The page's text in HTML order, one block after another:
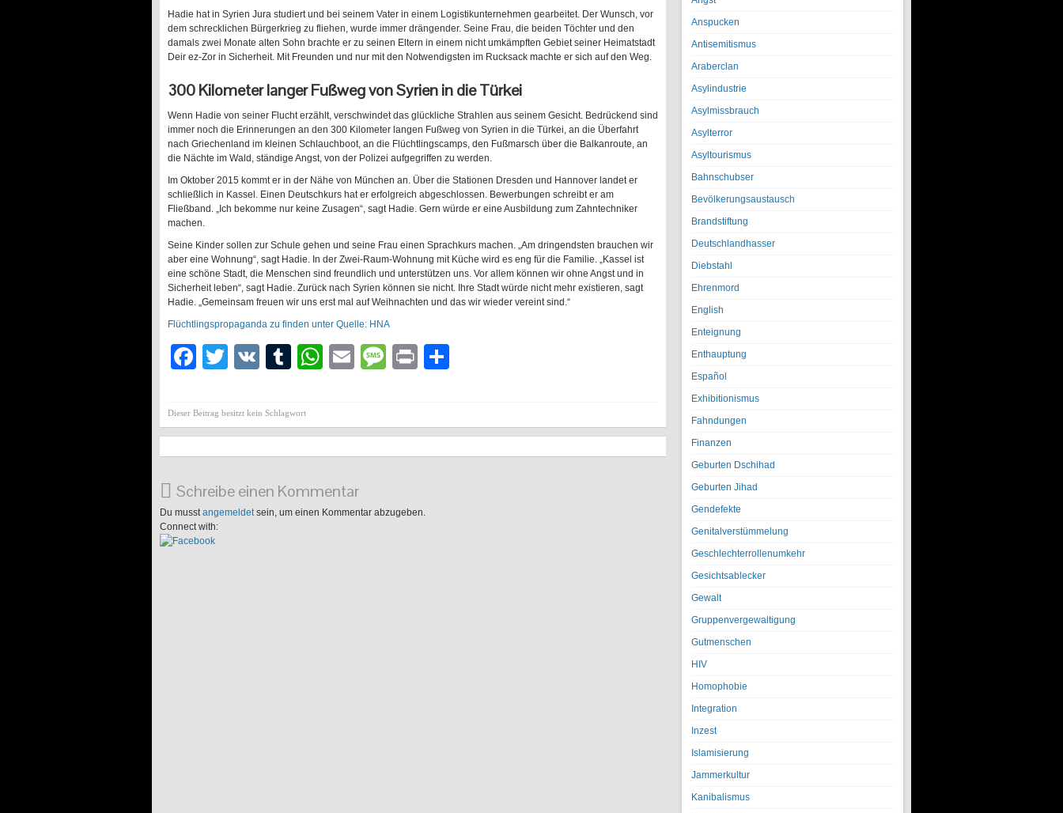
Hadie hat in Syrien Jura studiert und bei seinem Vater in einem Logistikunternehmen gearbeitet. Der Wunsch, vor
dem schrecklichen Bürgerkrieg zu fliehen, wurde immer drängender. Seine Frau, die beiden Töchter und den
damals zwei Monate alten Sohn brachte er zu seinen Eltern in einem nicht umkämpften Gebiet seiner Heimatstadt
Deir ez-Zor in Sicherheit. Mit Freunden und nur mit den Notwendigsten im Rucksack machte er sich auf den Weg.
300 Kilometer langer Fußweg von Syrien in die Türkei
Wenn Hadie von seiner Flucht erzählt, verschwindet das glückliche Strahlen aus seinem Gesicht. Bedrückend sind
immer noch die Erinnerungen an den 300 Kilometer langen Fußweg von Syrien in die Türkei, an die Überfahrt
nach Griechenland im kleinen Schlauchboot, an die Flüchtlingscamps, den Fußmarsch über die Balkanroute, an
die Nächte im Wald, ständige Angst, von der Polizei aufgegriffen zu werden.
Im Oktober 2015 kommt er in der Nähe von München an. Über die Stationen Dresden und Hannover landet er
schließlich in Kassel. Einen Deutschkurs hat er erfolgreich abgeschlossen. Bewerbungen schreibt er am
Fließband. „Ich bekomme nur keine Zusagen“, sagt Hadie. Gern würde er eine Ausbildung zum Zahntechniker
machen.
Seine Kinder sollen zur Schule gehen und seine Frau einen Sprachkurs machen. „Am dringendsten brauchen wir
aber eine Wohnung“, sagt Hadie. In der Zwei-Raum-Wohnung mit Küche wird es eng für die Familie. „Kassel ist
eine schöne Stadt, die Menschen sind freundlich und unterstützen uns. Vor allem können wir ohne Angst und in
Sicherheit leben“, sagt Hadie. Zurück nach Syrien können sie nicht. Ihre Stadt würde nicht mehr existieren, sagt
Hadie. „Gemeinsam freuen wir uns erst mal auf Weihnachten und das wir wieder vereint sind.“
Flüchtlingspropaganda zu finden unter Quelle: HNA
Facebook
Twitter
VK Tumblr
WhatsApp
EmailMessage
Print
Dieser Beitrag besitzt kein Schlagwort
Schreibe einen Kommentar
Du musstangemeldetsein, um einen Kommentar abzugeben.
Connect with:
Anspucken
Antisemitismus
Araberclan
Asylindustrie
Asylmissbrauch
Asylterror
Asyltourismus
Bahnschubser
Bevölkerungsaustausch
Brandstiftung
Deutschlandhasser
Diebstahl
Ehrenmord
English
Enteignung
Enthauptung
Español
Exhibitionismus
Fahndungen
Finanzen
Geburten Dschihad
Geburten Jihad
Gendefekte
Genitalverstümmelung
Geschlechterrollenumkehr
Gesichtsablecker
Gewalt
Gruppenvergewaltigung
Gutmenschen
HIV
Homophobie
Integration
Inzest
Islamisierung
Jammerkultur
Kanibalismus